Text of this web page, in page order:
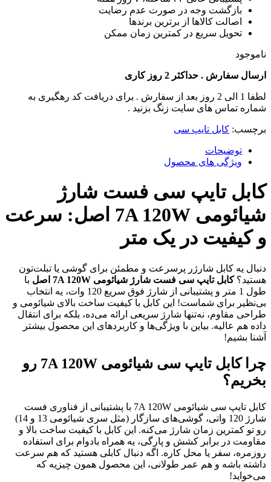
بازگشت وجه در صورت عدم رضایت
اصالت کالاها از برترین برندها
تحویل سریع در کمترین زمان ممکن
ناموجود
ارسال سفارش . حداکثر 2 روز کاری
لطفا 1 الی 2 روز بعد از سفارش . برای دریافت کد رهگیری به
شماره تماس های سایت زنگ بزنید .
برچسب: کابل تایپ سی
توضیحات
ویژگی های محصول
کابل تایپ سی فست شارژ
شیائومی 7A 120W اصل: سرعت
و کیفیت در یک متر
دنبال یه کابل شارژر پرسرعت و مطمئن برای گوشی یا تبلت‌تون
هستید؟کابل تایپ سی فست شارژ شیائومی 7A 120W اصل
با
طول 1 متر و پشتیبانی از شارژ فوق سریع 120 وات، یه انتخاب
بی‌نظیر برای شماست! این کابل با کیفیت ساخت بالای شیائومی و
طراحی مقاوم، نه‌تنها شارژ سریعی ارائه می‌ده، بلکه برای انتقال
داده هم عالیه. بیاین با ویژگی‌ها و کاربردهای این محصول بیشتر
آشنا بشیم!
چرا کابل تایپ سی شیائومی 7A 120W رو
بخریم؟
کابل تایپ سی شیائومی 7A 120W با پشتیبانی از فناوری فست
شارژ 120 واتی، گوشی‌های سازگار (مثل سری شیائومی 13 و 14)
رو تو کمترین زمان شارژ می‌کنه. این کابل با کیفیت ساخت بالا و
مقاومت در برابر کشش و پارگی، یه همراه بادوام برای استفاده
روزمره، سفر یا محل کاره. اگه دنبال کابلی هستید که هم سرعت
داشته باشه و هم عمر طولانی، این محصول همون چیزیه که
می‌خواید!